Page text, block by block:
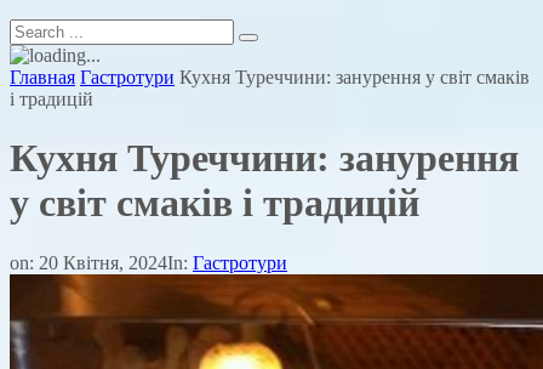
Главная Гастротури Кухня Туреччини: занурення у світ смаків
і традицій
Кухня Туреччини: занурення
у світ смаків і традицій
on: 20 Квітня, 2024In: Гастротури